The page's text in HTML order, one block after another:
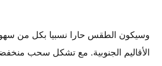
وسيكون الطقس حارا نسبيا بكل من
الأقاليم الجنوبية. مع تشكل سحب